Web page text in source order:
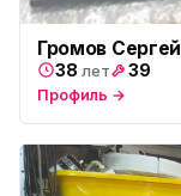
Громов Сергей
38 лет 39
Профиль →